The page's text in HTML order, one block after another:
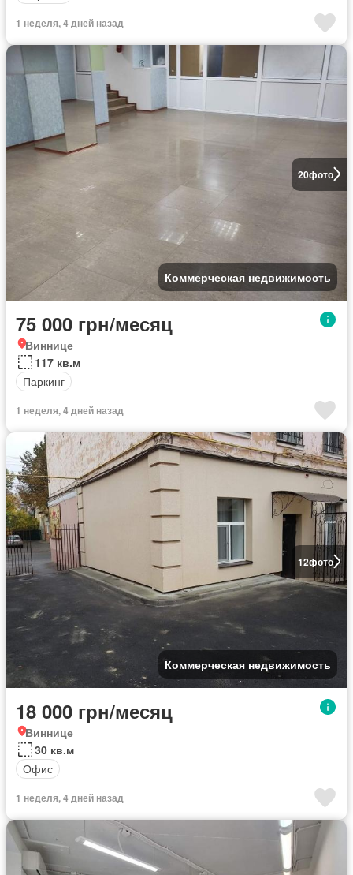
1 неделя, 4 дней назад
20фото
Коммерческая недвижимость
75 000 грн/месяц
Виннице
117 кв.м
Паркинг
1 неделя, 4 дней назад
12фото
Коммерческая недвижимость
18 000 грн/месяц
Виннице
30 кв.м
Офис
1 неделя, 4 дней назад